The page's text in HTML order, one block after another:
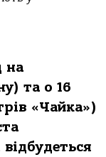
на
та о 16
«Чайка»)